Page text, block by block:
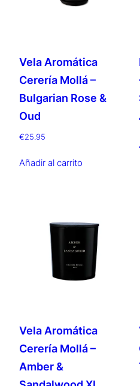
Vela Aromática
Cerería Mollá –
Bulgarian Rose &
Oud
€25.95
Añadir al carrito
Vela Aromática
Cerería Mollá –
Amber &